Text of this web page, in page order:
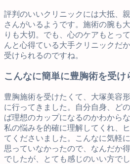
評判のいいクリニックには大抵、
さんがいるようです。施術の腕も
りも大切。でも、心のケアもとっ
んと心得ている大手クリニックだ
受けられるのですね。
こんなに簡単に豊胸術を受け
豊胸施術を受けたくて、大塚美容
に行ってきました。自分自身、ど
ば理想のカップになるのかわから
私の悩みを的確に理解してくれ、
てくださいました。こんなに気軽
思っていなかったので、なんだか
でしたが、とても感じのいい方でし